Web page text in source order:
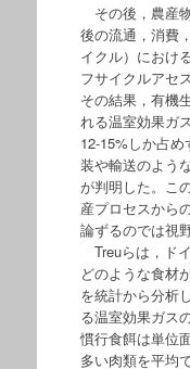
その後，農産
後の流通，消費
イクル）におけ
フサイクルアセ
その結果，有機
れる温室効果ガ
12-15%しか占
装や輸送のよう
が判明した。こ
産プロセスから
論ずるのでは視
Treuらは，ド
どのような食材
を統計から分析
る温室効果ガス
慣行食餌は単位
多い肉類を平均